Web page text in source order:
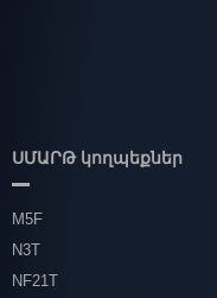
ՍՄԱՐԹ կողպեքներ
M5F
N3T
NF21T